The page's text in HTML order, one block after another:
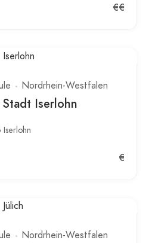
€€
Nordrhein-Westfalen
Iserlohn
€
Nordrhein-Westfalen